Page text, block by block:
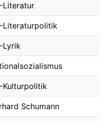
Literatur
Literaturpolitik
Lyrik
Kulturpolitik
Schumann